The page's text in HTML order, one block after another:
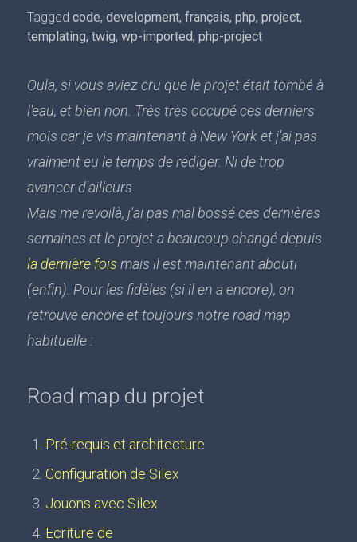
Tagged code, development, français, php, project,
templating, twig, wp-imported, php-project
Oula, si vous aviez cru que le projet était tombé à
l'eau, et bien non. Très très occupé ces derniers
mois car je vis maintenant à New York et j'ai pas
vraiment eu le temps de rédiger. Ni de trop
avancer d'ailleurs.
Mais me revoilà, j'ai pas mal bossé ces dernières
semaines et le projet a beaucoup changé depuis
la dernière fois mais il est maintenant abouti
(enfin). Pour les fidèles (si il en a encore), on
retrouve encore et toujours notre road map
habituelle :
Road map du projet
Pré-requis et architecture
Configuration de Silex
Jouons avec Silex
Ecriture de